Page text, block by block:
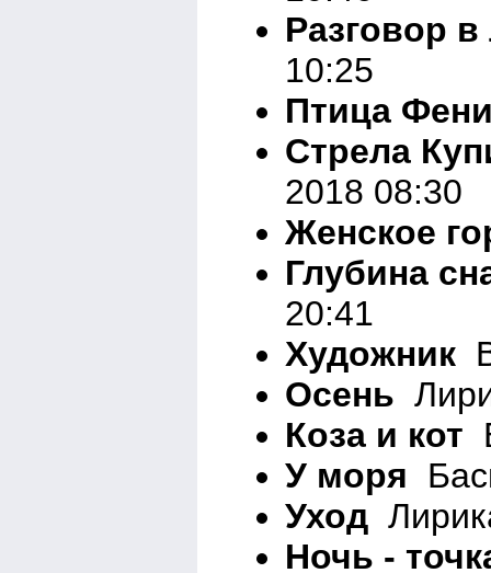
Разговор
10:25
Птица
Стрела
2018 08:30
Женское
Глубина
20:41
Художник
Осень
Коза и кот
У моря
Уход
Ночь -